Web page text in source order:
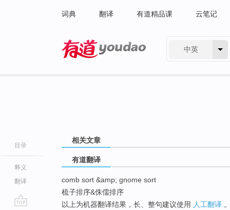
词典 翻译 有道精品课 云笔记
中英
目录
释义
翻译
相关文章
有道翻译
comb sort &amp; gnome sort
梳子排序&侏儒排序
以上为机器翻译结果，长、整句建议使用 人工翻译